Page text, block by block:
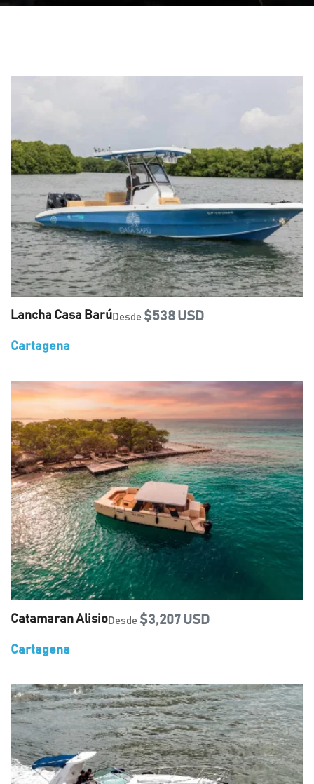
Lancha Casa BarúDesde $538 USD
Cartagena
Catamaran AlisioDesde $3,207 USD
Cartagena